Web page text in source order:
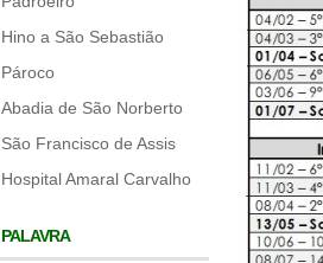
Hino a São Sebastião
Pároco
Abadia de São Norberto
São Francisco de Assis
Hospital Amaral Carvalho
PALAVRA